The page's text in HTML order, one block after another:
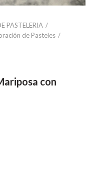
PASTELERIA
de Pasteles
con